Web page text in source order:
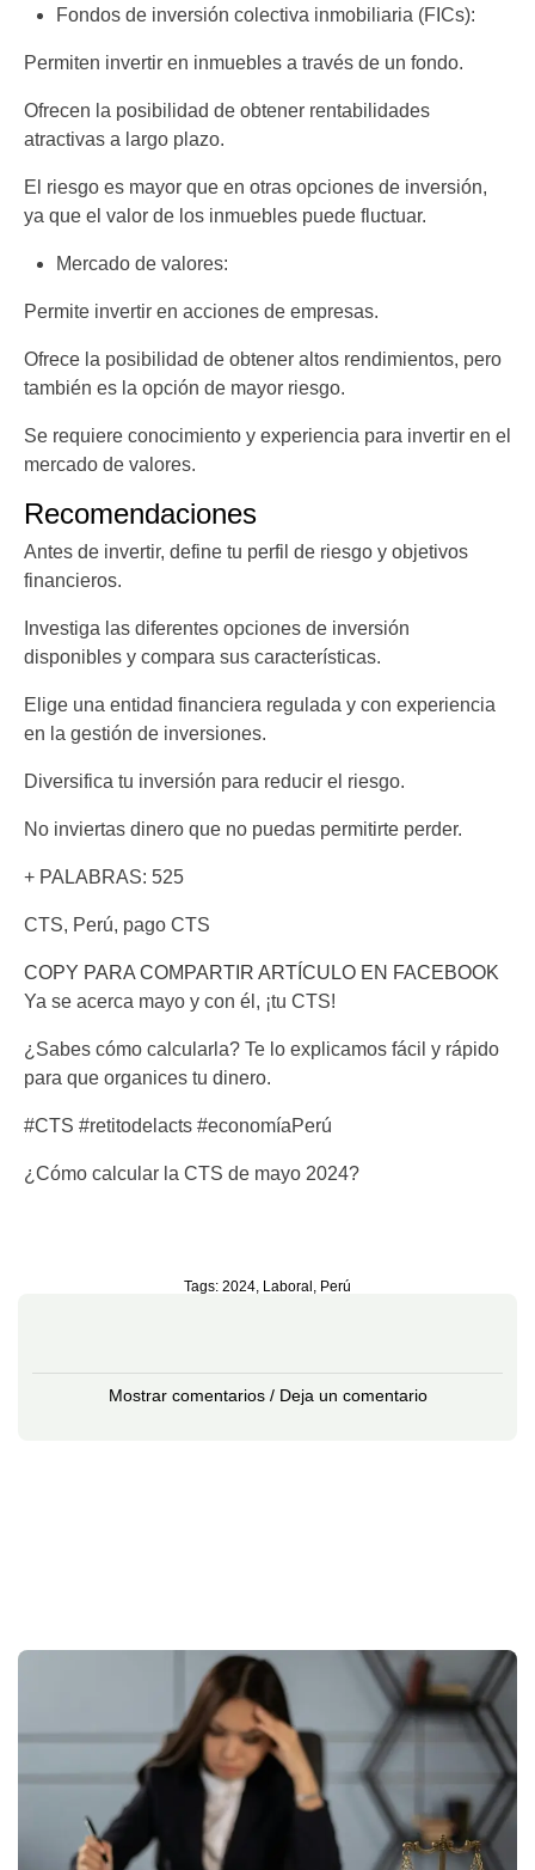
Fondos de inversión colectiva inmobiliaria (FICs):
Permiten invertir en inmuebles a través de un fondo.
Ofrecen la posibilidad de obtener rentabilidades
atractivas a largo plazo.
El riesgo es mayor que en otras opciones de inversión,
ya que el valor de los inmuebles puede fluctuar.
Mercado de valores:
Permite invertir en acciones de empresas.
Ofrece la posibilidad de obtener altos rendimientos, pero
también es la opción de mayor riesgo.
Se requiere conocimiento y experiencia para invertir en el
mercado de valores.
Recomendaciones
Antes de invertir, define tu perfil de riesgo y objetivos
financieros.
Investiga las diferentes opciones de inversión
disponibles y compara sus características.
Elige una entidad financiera regulada y con experiencia
en la gestión de inversiones.
Diversifica tu inversión para reducir el riesgo.
No inviertas dinero que no puedas permitirte perder.
+ PALABRAS: 525
CTS, Perú, pago CTS
COPY PARA COMPARTIR ARTÍCULO EN FACEBOOK
Ya se acerca mayo y con él, ¡tu CTS!
¿Sabes cómo calcularla? Te lo explicamos fácil y rápido
para que organices tu dinero.
#CTS #retitodelacts #economíaPerú
¿Cómo calcular la CTS de mayo 2024?
Tags: 2024, Laboral , Perú
Mostrar comentarios / Deja un comentario